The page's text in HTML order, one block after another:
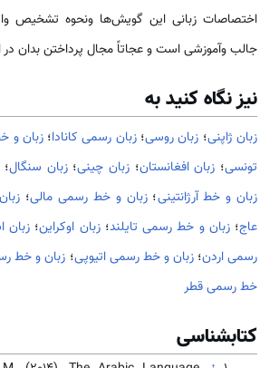
اختصاصات زبانی این گویش­‌‌‌‌ها ونحوه تشخیص
جالب وآموزشی ‌‌‌‌‌است و عجاتاً مجال پرداختن بدان
نیز نگاه کنید به
زبان ژاپنی؛ زبان روسی؛زبان رسمی کانادا؛زبان و
تونسی؛ زبان افغانستان؛زبان چینی؛زبان سنگال؛
زبان و خط آرژانتینی؛زبان و خط رسمی مالی؛
عاج؛زبان و خط رسمی تایلند؛زبان اوکراین؛ زبان
رسمی اردن؛زبان و خط رسمی اتیوپی؛ زبان و خط
خط رسمی قطر
کتابشناسی